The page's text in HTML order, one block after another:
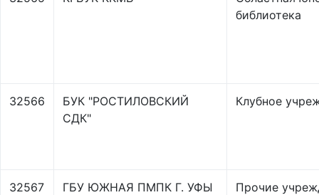
библиотека
32566
БУК "РОСТИЛОВСКИЙ
СДК"
Клубное
32567 ГБУ ЮЖНАЯ ПМПК Г. УФЫ
Прочие